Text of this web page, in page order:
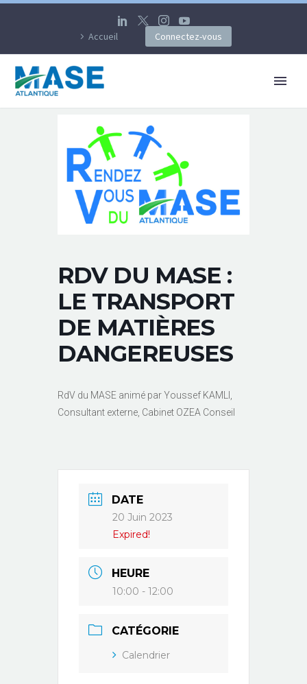
Accueil Connectez-vous
RDV DU MASE :
LE TRANSPORT
DE MATIÈRES
DANGEREUSES
RdV du MASE animé par Youssef KAMLI,
Consultant externe, Cabinet OZEA Conseil
DATE
20 Juin 2023
Expired!
HEURE
10:00 - 12:00
CATÉGORIE
Calendrier